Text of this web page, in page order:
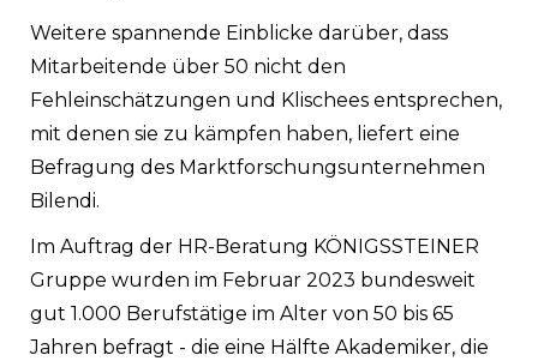
Weitere spannende Einblicke darüber, dass
Mitarbeitende über 50 nicht den
Fehleinschätzungen und Klischees entsprechen,
mit denen sie zu kämpfen haben, liefert eine
Befragung des Marktforschungsunternehmen
Bilendi.
Im Auftrag der HR-Beratung KÖNIGSSTEINER
Gruppe wurden im Februar 2023 bundesweit
gut 1.000 Berufstätige im Alter von 50 bis 65
Jahren befragt - die eine Hälfte Akademiker, die